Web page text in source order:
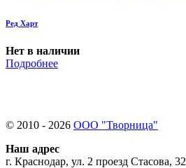
Ред Харт
Нет в наличии
Подробнее
© 2010 - 2026 ООО "Творница"
Наш адрес
г. Краснодар, ул. 2 проезд Стасова, 32